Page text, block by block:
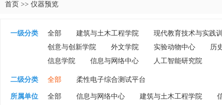
首页 >> 仪器预览
一级分类 全部 建筑与土木工程学院
现代教育技术与实践
创意与创新学院
外文学院 实验动物中心
历
信息学院
信息与网络中心 人工智能研究院
二级分类 全部 柔性电子综合测试平台
所属单位 全部 信息与网络中心 建筑与土木工程学院